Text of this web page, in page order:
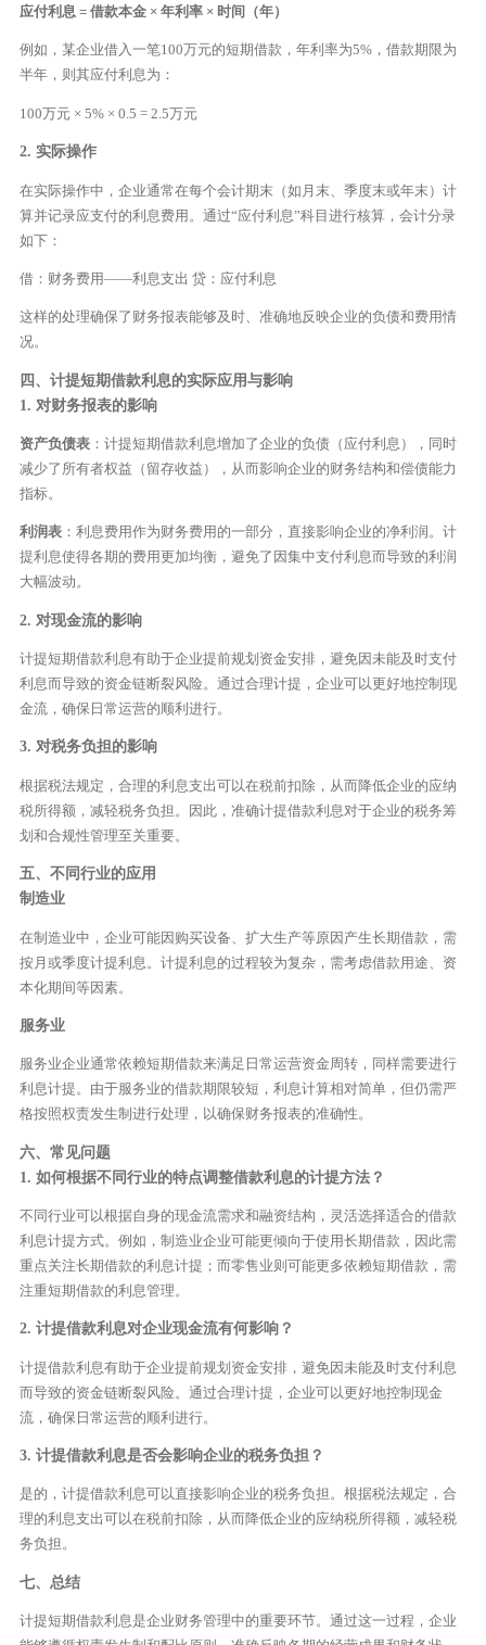
应付利息 = 借款本金 × 年利率 × 时间（年）
例如，某企业借入一笔100万元的短期借款，年利率为5%，借款期限为
半年，则其应付利息为：
100万元 × 5% × 0.5 = 2.5万元
2. 实际操作
在实际操作中，企业通常在每个会计期末（如月末、季度末或年末）计
算并记录应支付的利息费用。通过“应付利息”科目进行核算，会计分录
如下：
借：财务费用——利息支出 贷：应付利息
这样的处理确保了财务报表能够及时、准确地反映企业的负债和费用情
况。
四、计提短期借款利息的实际应用与影响
1. 对财务报表的影响
资产负债表：计提短期借款利息增加了企业的负债（应付利息），同时
减少了所有者权益（留存收益），从而影响企业的财务结构和偿债能力
指标。
利润表：利息费用作为财务费用的一部分，直接影响企业的净利润。计
提利息使得各期的费用更加均衡，避免了因集中支付利息而导致的利润
大幅波动。
2. 对现金流的影响
计提短期借款利息有助于企业提前规划资金安排，避免因未能及时支付
利息而导致的资金链断裂风险。通过合理计提，企业可以更好地控制现
金流，确保日常运营的顺利进行。
3. 对税务负担的影响
根据税法规定，合理的利息支出可以在税前扣除，从而降低企业的应纳
税所得额，减轻税务负担。因此，准确计提借款利息对于企业的税务筹
划和合规性管理至关重要。
五、不同行业的应用
制造业
在制造业中，企业可能因购买设备、扩大生产等原因产生长期借款，需
按月或季度计提利息。计提利息的过程较为复杂，需考虑借款用途、资
本化期间等因素。
服务业
服务业企业通常依赖短期借款来满足日常运营资金周转，同样需要进行
利息计提。由于服务业的借款期限较短，利息计算相对简单，但仍需严
格按照权责发生制进行处理，以确保财务报表的准确性。
六、常见问题
1. 如何根据不同行业的特点调整借款利息的计提方法？
不同行业可以根据自身的现金流需求和融资结构，灵活选择适合的借款
利息计提方式。例如，制造业企业可能更倾向于使用长期借款，因此需
重点关注长期借款的利息计提；而零售业则可能更多依赖短期借款，需
注重短期借款的利息管理。
2. 计提借款利息对企业现金流有何影响？
计提借款利息有助于企业提前规划资金安排，避免因未能及时支付利息
而导致的资金链断裂风险。通过合理计提，企业可以更好地控制现金
流，确保日常运营的顺利进行。
3. 计提借款利息是否会影响企业的税务负担？
是的，计提借款利息可以直接影响企业的税务负担。根据税法规定，合
理的利息支出可以在税前扣除，从而降低企业的应纳税所得额，减轻税
务负担。
七、总结
计提短期借款利息是企业财务管理中的重要环节。通过这一过程，企业